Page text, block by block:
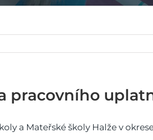
pracovního
a Mateřské školy Halže v